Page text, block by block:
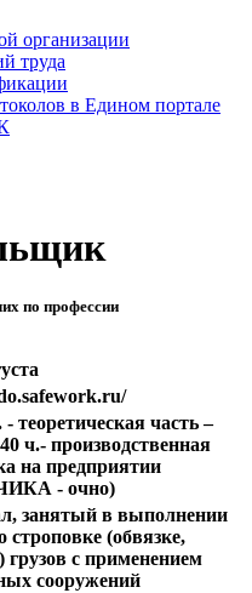
организации
труда
в Едином портале
по профессии
- теоретическая часть –
ч.- производственная
на предприятии
- очно)
занятый в выполнении
строповке (обвязке,
грузов с применением
сооружений